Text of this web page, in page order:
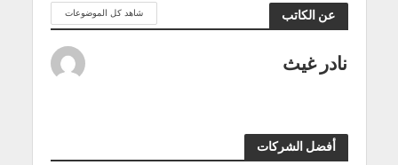
عن الكاتب شاهد كل الموضوعات
نادر غيث
أفضل الشركات